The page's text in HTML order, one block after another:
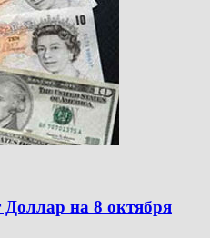
на 8 октября